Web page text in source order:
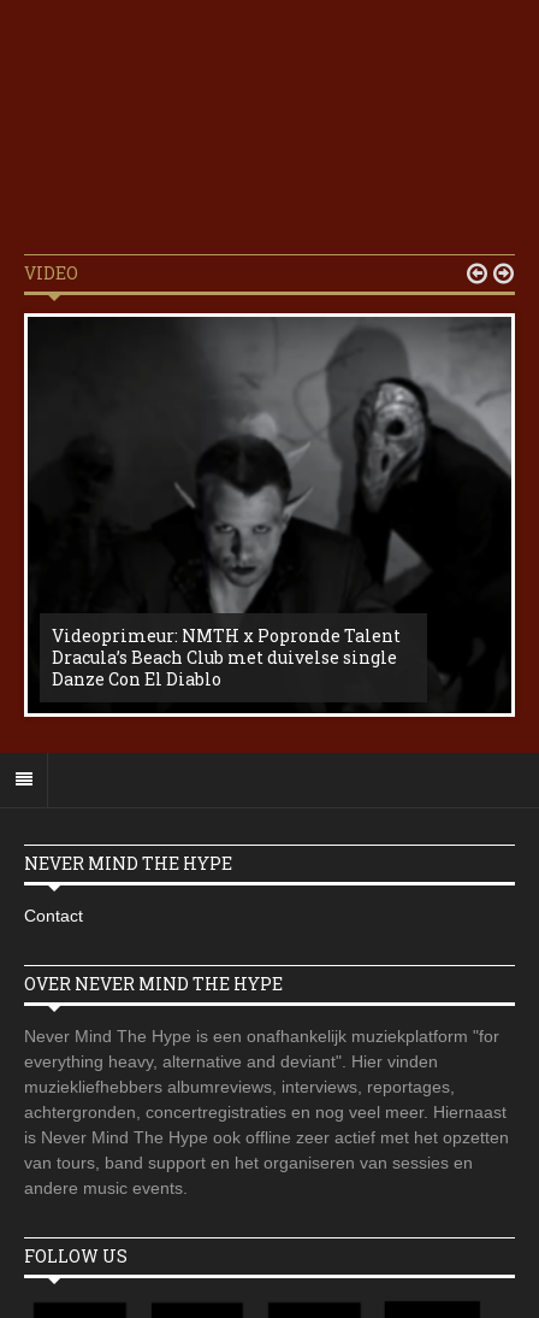
VIDEO
Videoprimeur: NMTH x Popronde Talent
Dracula’s Beach Club met duivelse single
Danze Con El Diablo
 
NEVER MIND THE HYPE
Contact
OVER NEVER MIND THE HYPE
Never Mind The Hype is een onafhankelijk muziekplatform "for
everything heavy, alternative and deviant". Hier vinden
muziekliefhebbers albumreviews, interviews, reportages,
achtergronden, concertregistraties en nog veel meer. Hiernaast
is Never Mind The Hype ook offline zeer actief met het opzetten
van tours, band support en het organiseren van sessies en
andere music events.
FOLLOW US